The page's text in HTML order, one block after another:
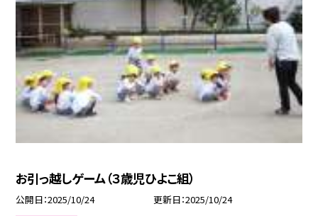
お引っ越しゲーム（３歳児ひよこ組）
公開日 2025/10/24 更新日 2025/10/24